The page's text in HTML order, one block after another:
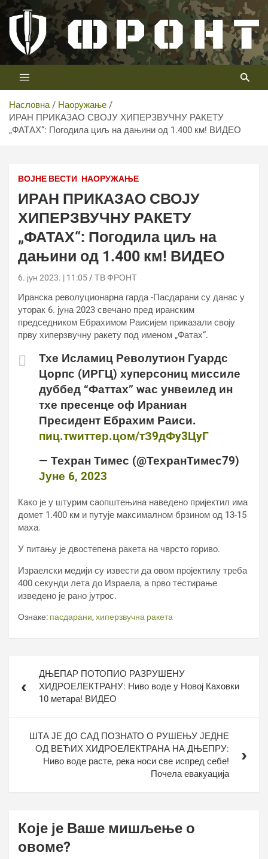
Скип
цонтент
Телевизија ФРОНТ
Први војни канал у Србији
Насловна
Наоружање
ИРАН ПРИКАЗАО СВОЈУ ХИПЕРЗВУЧНУ РАКЕТУ
„ФАТАХ“: Погодила циљ на дањини од 1.400 км! ВИДЕО
ВОЈНЕ ВЕСТИ НАОРУЖАЊЕ
ИРАН ПРИКАЗАО СВОЈУ
ХИПЕРЗВУЧНУ РАКЕТУ
„ФАТАХ“: Погодила циљ на
дањини од 1.400 км! ВИДЕО
6. јун 2023. | 11:05 ТВ ФРОНТ
Иранска револуционарна гарда -Пасдарани су данас у
уторак 6. јуна 2023 свечано пред иранским
председником Ебрахимом Раисијем приказали своју
прву хиперзвучну ракету под именом „Фатах“.
Тхе Исламиц Револутион Гуардс
Цорпс (ИРГЦ) хyперсониц миссиле
дуббед “Фаттах” wас унвеилед ин
тхе пресенце оф Ираниан
Пресидент Ебрахим Раиси.
пиц.тwиттер.цом/тЗ9дФy3ЦyГ
— Техран Тимес (@ТехранТимес79)
Јуне 6, 2023
Како је у штурим саопштењина наведено пријектил има
домет 1.400 км и путује максималном брзином од 13-15
маха.
У питању је двостепена ракета на чврсто гориво.
Израелски медији су извести да овом пројектилу треба
400 секунди лета до Израела, а прво тестирање
изведено је рано јутрос.
Ознаке: пасдарани, хиперзвучна ракета
чланкаДЊЕПАР ПОТОПИО РАЗРУШЕНУ
ХИДРОЕЛЕКТРАНУ: Ниво воде у Новој Каховки
10 метара! ВИДЕО
ШТА ЈЕ ДО САД ПОЗНАТО О РУШЕЊУ ЈЕДНЕ
ОД ВЕЋИХ ХИДРОЕЛЕКТРАНА НА ДЊЕПРУ:
Ниво воде расте, река носи све испред себе!
Почела евакуација
Које је Ваше мишљење о
овоме?